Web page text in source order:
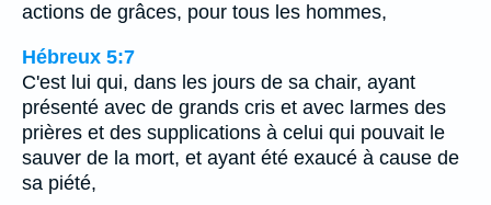
actions de grâces, pour tous les hommes,
Hébreux 5:7
C'est lui qui, dans les jours de sa chair, ayant
présenté avec de grands cris et avec larmes des
prières et des supplications à celui qui pouvait le
sauver de la mort, et ayant été exaucé à cause de
sa piété,